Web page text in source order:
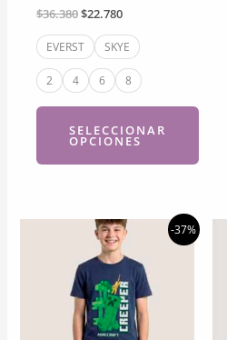
$36.380El
original
era:
$36.380.
$22.780El
actual
es:
$22.780.
EVERST SKYE
2 4 6 8
SELECCIONAR
OPCIONES
múltiples
variantes.
opciones
-37%